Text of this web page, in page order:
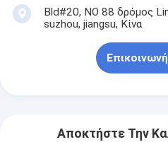
Bld#20, ΝΟ 88 δρόμος
suzhou, jiangsu, Κίνα
Αποκτήστε Την